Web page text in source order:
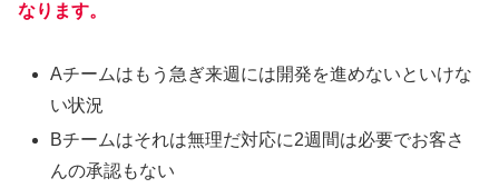
なります。
Aチームはもう急ぎ来週には開発を進めないといけな
い状況
Bチームはそれは無理だ対応に2週間は必要でお客さ
んの承認もない